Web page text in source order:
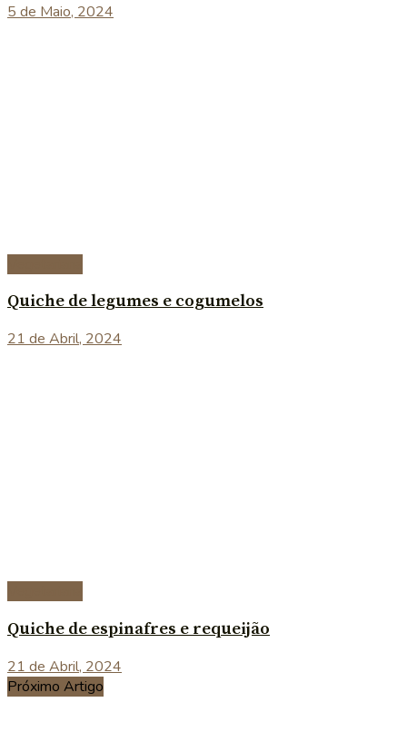
5 de Maio, 2024
Quiche de legumes e cogumelos
21 de Abril, 2024
Quiche de espinafres e requeijão
21 de Abril, 2024
Próximo Artigo